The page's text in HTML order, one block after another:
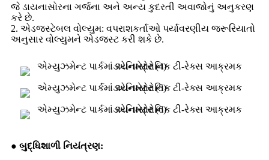
જે ડાયનાસોરના ગર્જના અને અન્ય કુદરતી અવાજોનું અનુકરણ
કરે છે.
2. એડજસ્ટેબલ વોલ્યુમ: વપરાશકર્તાઓ પર્યાવરણીય જરૂરિયાતો
અનુસાર વોલ્યુમને એડજસ્ટ કરી શકે છે.
● બુદ્ધિશાળી નિયંત્રણ: